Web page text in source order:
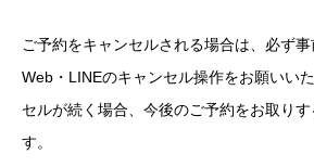
ご予約をキャンセルされる場合は、必ず
Web・LINEのキャンセル操作をお願いい
セルが続く場合、今後のご予約をお取り
す。